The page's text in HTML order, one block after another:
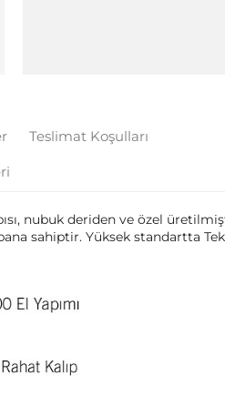
Teslimat Koşulları
nubuk deriden ve özel
sahiptir. Yüksek standartta